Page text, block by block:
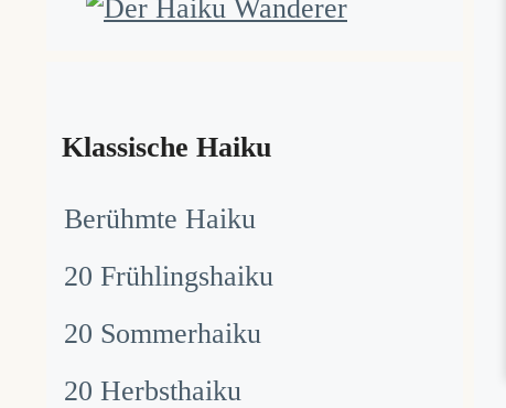
Klassische Haiku
Berühmte Haiku
20 Frühlingshaiku
20 Sommerhaiku
20 Herbsthaiku